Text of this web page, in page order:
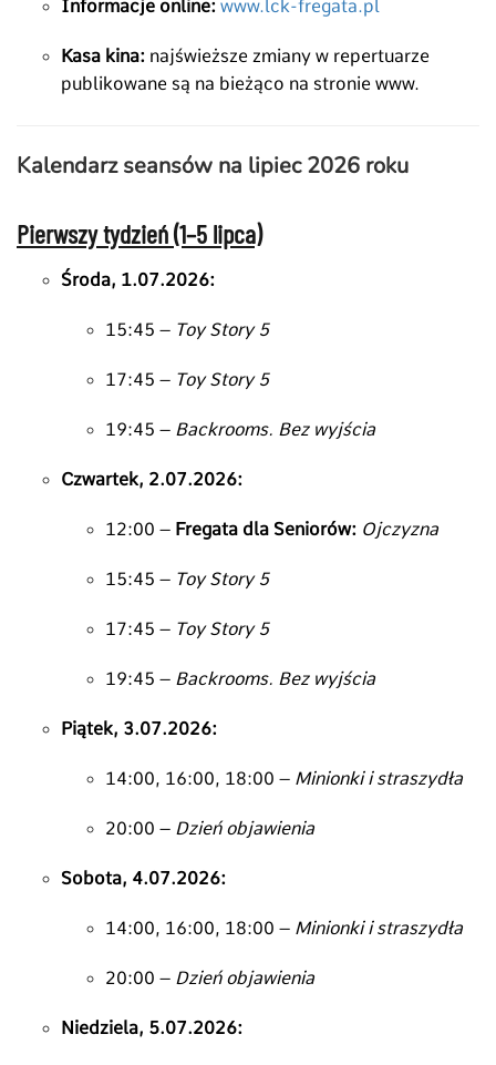
Informacje online: www.lck-fregata.pl
Kasa kina: najświeższe zmiany w repertuarze
publikowane są na bieżąco na stronie www.
Kalendarz seansów na lipiec 2026 roku
Pierwszy tydzień (1–5 lipca)
Środa, 1.07.2026:
15:45 – Toy Story 5
17:45 – Toy Story 5
19:45 – Backrooms. Bez wyjścia
Czwartek, 2.07.2026:
12:00 – Fregata dla Seniorów: Ojczyzna
15:45 – Toy Story 5
17:45 – Toy Story 5
19:45 – Backrooms. Bez wyjścia
Piątek, 3.07.2026:
14:00, 16:00, 18:00 – Minionki i straszydła
20:00 – Dzień objawienia
Sobota, 4.07.2026:
14:00, 16:00, 18:00 – Minionki i straszydła
20:00 – Dzień objawienia
Niedziela, 5.07.2026: